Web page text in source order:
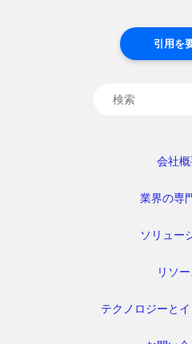
会社
業界の専
ソリュー
リソ
テクノロジーと
引用を
検